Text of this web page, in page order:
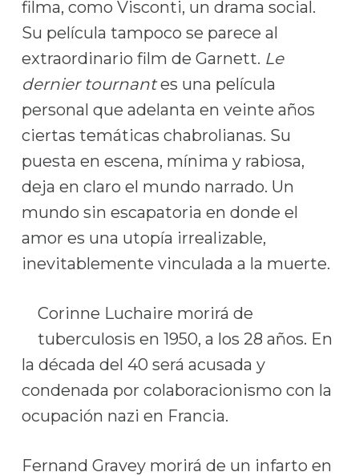
filma, como Visconti, un drama social.
Su película tampoco se parece al
extraordinario film de Garnett. Le
dernier tournantes una película
personal que adelanta en veinte años
ciertas temáticas chabrolianas. Su
puesta en escena, mínima y rabiosa,
deja en claro el mundo narrado. Un
mundo sin escapatoria en donde el
amor es una utopía irrealizable,
inevitablemente vinculada a la muerte.
Corinne Luchaire morirá de
tuberculosis en 1950, a los 28 años. En
la década del 40 será acusada y
condenada por colaboracionismo con la
ocupación nazi en Francia.
Fernand Gravey morirá de un infarto en